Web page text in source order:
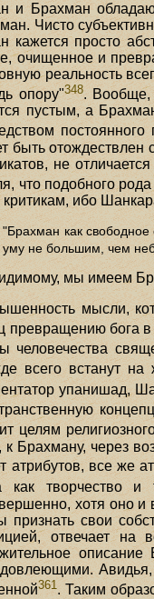
и Брахман
Чисто
кажется просто
очищенное и
реальность
опору"348. Вообще,
пустым, а
быть отождествлен
не
что подобного
критикам, ибо
"Брахман как
уму не большим, чем
мы имеем
мысли,
превращению бога
человечества
всего встанут
упанишад,
целям
к Брахману, через
атрибутов, все же
как творчество
хотя оно и
признать свои
отвечает
Авидья,
361. Таким